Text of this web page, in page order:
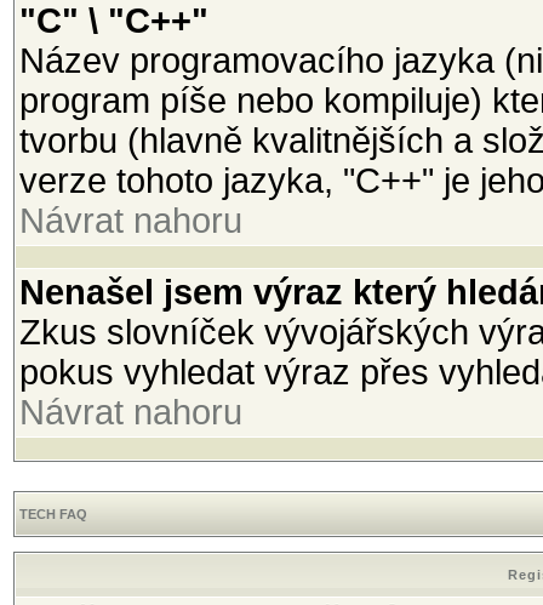
"C" \ "C++"
Název programovacího jazyka
program píše nebo kompiluje)
tvorbu (hlavně kvalitnějších a
verze tohoto jazyka, "C++" je
Návrat nahoru
Nenašel jsem výraz který
Zkus slovníček vývojářských
pokus vyhledat výraz přes
Návrat nahoru
TECH FAQ